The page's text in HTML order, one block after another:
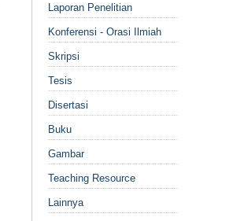
Laporan Penelitian
Konferensi - Orasi Ilmiah
Skripsi
Tesis
Disertasi
Buku
Gambar
Teaching Resource
Lainnya